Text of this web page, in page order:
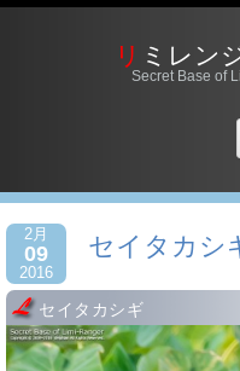
リミレ
Secret Base of
2月
09
2016
セイタカシ
セイタカシギ